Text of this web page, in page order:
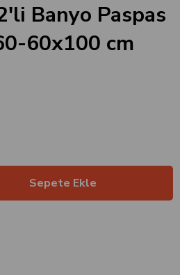
Banyo Paspas
60x100 cm